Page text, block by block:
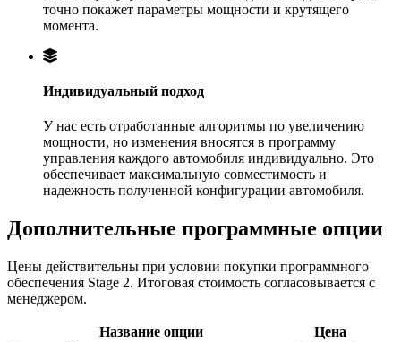
точно покажет параметры мощности и крутящего
момента.
Индивидуальный подход
У нас есть отработанные алгоритмы по увеличению
мощности, но изменения вносятся в программу
управления каждого автомобиля индивидуально. Это
обеспечивает максимальную совместимость и
надежность полученной конфигурации автомобиля.
Дополнительные программные опции
Цены действительны при условии покупки программного
обеспечения Stage 2. Итоговая стоимость согласовывается с
менеджером.
Название опции
Цена